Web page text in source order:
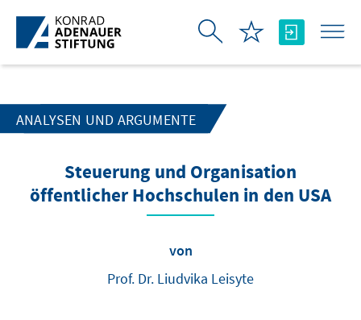
Zum Hauptinhalt springen
ANALYSEN UND ARGUMENTE
Steuerung und Organisation
öffentlicher Hochschulen in den USA
von
Prof. Dr. Liudvika Leisyte